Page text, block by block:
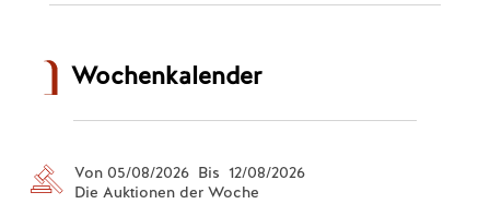
Wochenkalender
Von 05/08/2026 Bis 12/08/2026
Die Auktionen der Woche